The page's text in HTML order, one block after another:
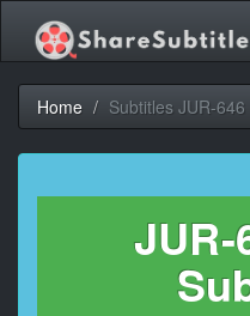
Home Subtitles JUR-
JUR-